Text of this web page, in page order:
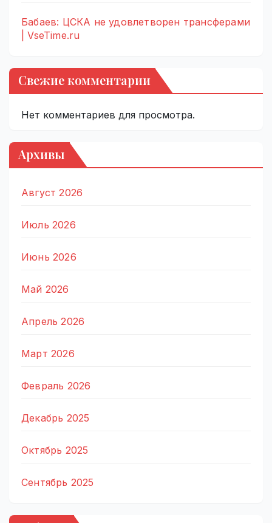
Бабаев: ЦСКА не удовлетворен трансферами
| VseTime.ru
Свежие комментарии
Нет комментариев для просмотра.
Архивы
Август 2026
Июль 2026
Июнь 2026
Май 2026
Апрель 2026
Март 2026
Февраль 2026
Декабрь 2025
Октябрь 2025
Сентябрь 2025